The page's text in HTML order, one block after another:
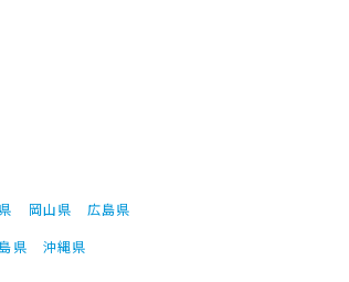
岡山県
広島県
県 沖縄県